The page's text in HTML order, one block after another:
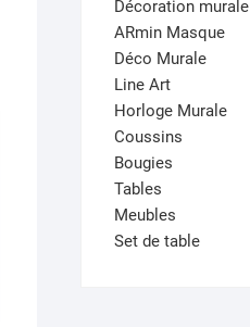
Décoration murale
ARmin Masque
Déco Murale
Line Art
Horloge Murale
Coussins
Bougies
Tables
Meubles
Set de table